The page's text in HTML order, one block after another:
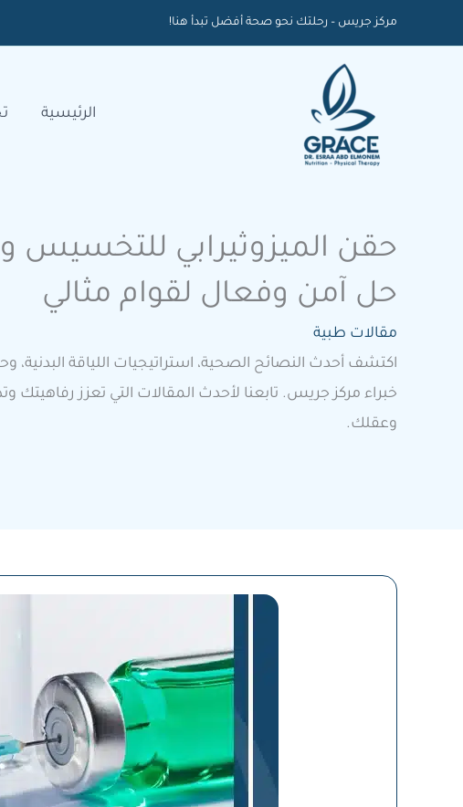
إلى
مركز جريس – رحلتك نحو صحة أفضل تبدأ هنا!
الرئيسية
حقن الميزوثيرابي للتخسيس
حل آمن وفعال لقوام مثالي
مقالات طبية
اكتشف أحدث النصائح الصحية، استراتيجيات اللياقة البدنية،
خبراء مركز جريس. تابعنا لأحدث المقالات التي تعزز
وعقلك.